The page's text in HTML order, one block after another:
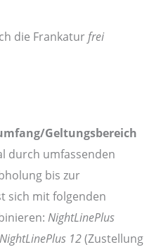
die Frankaturfrei
Geltungsbereich
durch umfassenden
bis zur
sich mit folgenden
NightLinePlus
NightLinePlus 12(Zustellung